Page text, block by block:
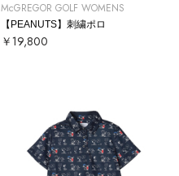
McGREGOR GOLF WOMENS
【PEANUTS】刺繍ポロ
￥19,800